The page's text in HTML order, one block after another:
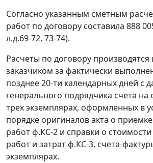
Согласно указанным сметным
работ по договору составила 888
л.д.69-72, 73-74).
Расчеты по договору
заказчиком за фактически
позднее 20-ти календарных дней с
генерального подрядчика счета на
трех экземплярах, оформленных в
порядке оригиналов акта о
работ ф.КС-2 и справки о
работ и затрат ф.КС-3, счета-
экземплярах.